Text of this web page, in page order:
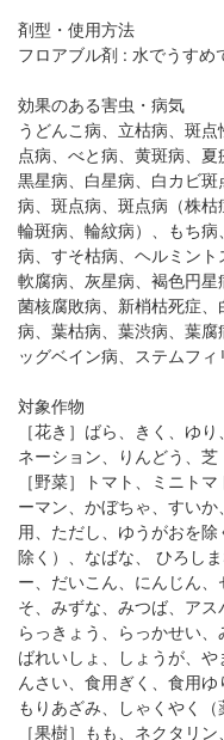
剤型・使用方法
フロアブル剤 : 水でうすめ
効果のある害虫・病気
うどんこ病、立枯病、斑
点病、べと病、黄斑病、夏
黒星病、白星病、白カビ
病、斑点病、斑点病（株枯
輪斑病、輪紋病）、もち
病、すそ枯病、ヘルミン
軟腐病、灰星病、褐色円
菌核腐敗病、新梢枯死症
病、葉枯病、葉渋病、葉
ッグベイン病、ステムフ
対象作物
［花き］ばら、きく、ゆ
ネーション、りんどう、芝
［野菜］トマト、ミニト
ーマン、かぼちゃ、すい
用、ただし、ゆうがおを
除く）、なばな、 ひろし
ー、だいこん、にんじん
そ、みずな、みつば、アス
らっきょう、らっかせい、
ばれいしょ、しょうが、
んさい、食用ぎく、食用ゆ
もりあざみ、しゃくやく（
［果樹］もも、ネクタリ